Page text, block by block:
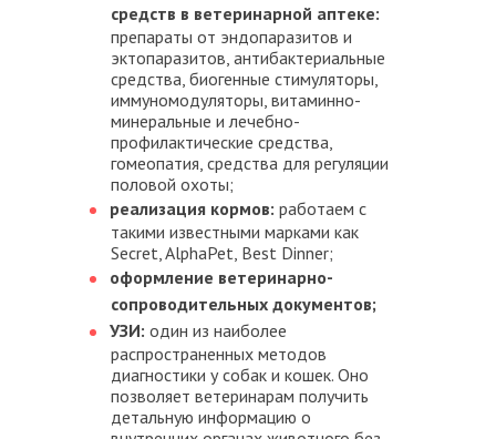
средств в ветеринарной аптеке:
препараты от эндопаразитов и
эктопаразитов, антибактериальные
средства, биогенные стимуляторы,
иммуномодуляторы, витаминно-
минеральные и лечебно-
профилактические средства,
гомеопатия, средства для регуляции
половой охоты;
реализация кормов: работаем с
такими известными марками как
Secret, AlphaPet, Best Dinner;
оформление ветеринарно-
сопроводительных документов;
УЗИ: один из наиболее
распространенных методов
диагностики у собак и кошек. Оно
позволяет ветеринарам получить
детальную информацию о